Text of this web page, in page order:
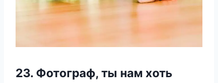
23. Фотограф, ты нам хоть